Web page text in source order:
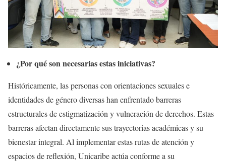
¿Por qué son necesarias estas iniciativas?
Históricamente, las personas con orientaciones sexuales e
identidades de género diversas han enfrentado barreras
estructurales de estigmatización y vulneración de derechos. Estas
barreras afectan directamente sus trayectorias académicas y su
bienestar integral. Al implementar estas rutas de atención y
espacios de reflexión, Unicaribe actúa conforme a su